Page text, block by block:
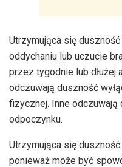
Utrzymująca się duszność
oddychaniu lub uczucie
przez tygodnie lub dłużej
odczuwają duszność
fizycznej. Inne
odpoczynku.
Utrzymująca się
ponieważ może być